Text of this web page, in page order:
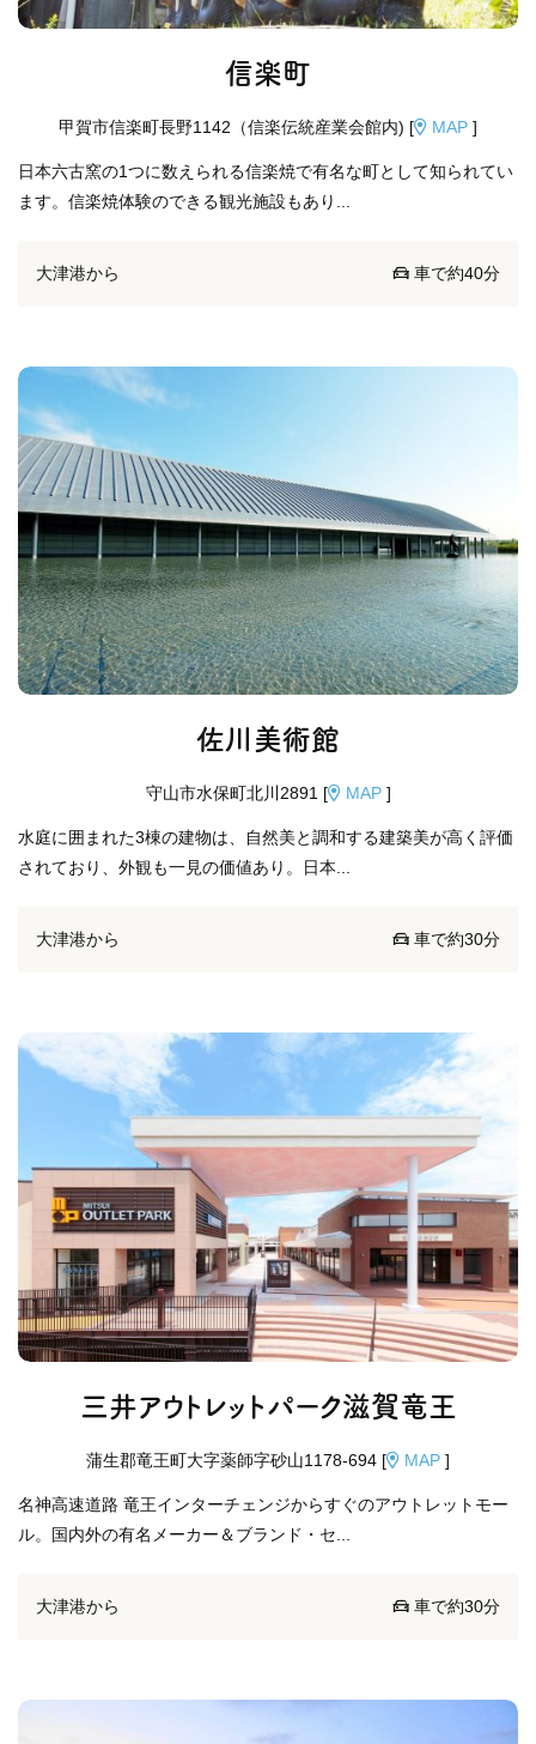
信楽町
甲賀市信楽町長野1142（信楽伝統産業会館内) [ MAP ]
日本六古窯の1つに数えられる信楽焼で有名な町として知られてい
ます。信楽焼体験のできる観光施設もあり...
大津港から 車で約40分
佐川美術館
守山市水保町北川2891 [ MAP]
水庭に囲まれた3棟の建物は、自然美と調和する建築美が高く評価
されており、外観も一見の価値あり。日本...
大津港から 車で約30分
三井アウトレットパーク滋賀竜王
蒲生郡竜王町大字薬師字砂山1178-694 [ MAP ]
名神高速道路 竜王インターチェンジからすぐのアウトレットモー
ル。国内外の有名メーカー＆ブランド・セ...
大津港から 車で約30分